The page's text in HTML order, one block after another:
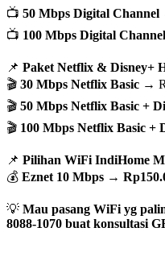
📺 50 Mbps Digital Channel
📺 100 Mbps Digital Channel
📌 Paket Netflix & Disney+
🎬 30 Mbps Netflix Basic →
🎬 50 Mbps Netflix Basic +
🎬 100 Mbps Netflix Basic +
📌 Pilihan WiFi IndiHome
💰 Eznet 10 Mbps →
💡 Mau pasang WiFi yg
8088-1070 buat konsultasi